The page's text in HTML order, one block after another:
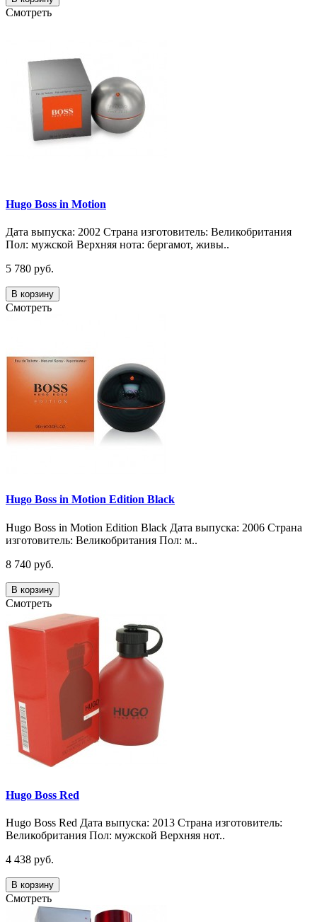
Смотреть
Hugo Boss in Motion
Дата выпуска: 2002 Страна изготовитель: Великобритания
Пол: мужской Верхняя нота: бергамот, живы..
5 780 руб.
В корзину
Смотреть
Hugo Boss in Motion Edition Black
Hugo Boss in Motion Edition Black Дата выпуска: 2006 Страна
изготовитель: Великобритания Пол: м..
8 740 руб.
В корзину
Смотреть
Hugo Boss Red
Hugo Boss Red Дата выпуска: 2013 Страна изготовитель:
Великобритания Пол: мужской Верхняя нот..
4 438 руб.
В корзину
Смотреть